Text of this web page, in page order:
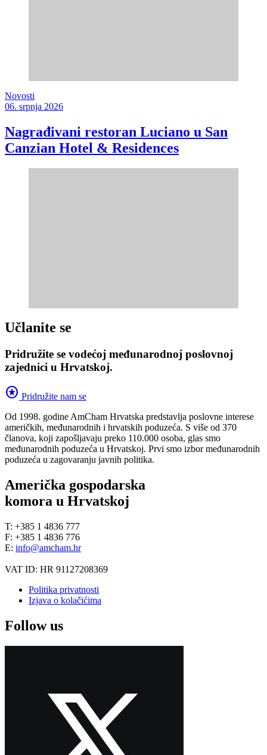
Novosti
06. srpnja 2026
Nagrađivani restoran Luciano u San
Canzian Hotel & Residences
Učlanite se
Pridružite se vodećoj međunarodnoj poslovnoj
zajednici u Hrvatskoj.
stars Pridružite nam se
Od 1998. godine AmCham Hrvatska predstavlja poslovne interese
američkih, međunarodnih i hrvatskih poduzeća. S više od 370
članova, koji zapošljavaju preko 110.000 osoba, glas smo
međunarodnih poduzeća u Hrvatskoj. Prvi smo izbor međunarodnih
poduzeća u zagovaranju javnih politika.
Američka gospodarska
komora u Hrvatskoj
T: +385 1 4836 777
F: +385 1 4836 776
E: info@amcham.hr
VAT ID: HR 91127208369
Politika privatnosti
Izjava o kolačićima
Follow us